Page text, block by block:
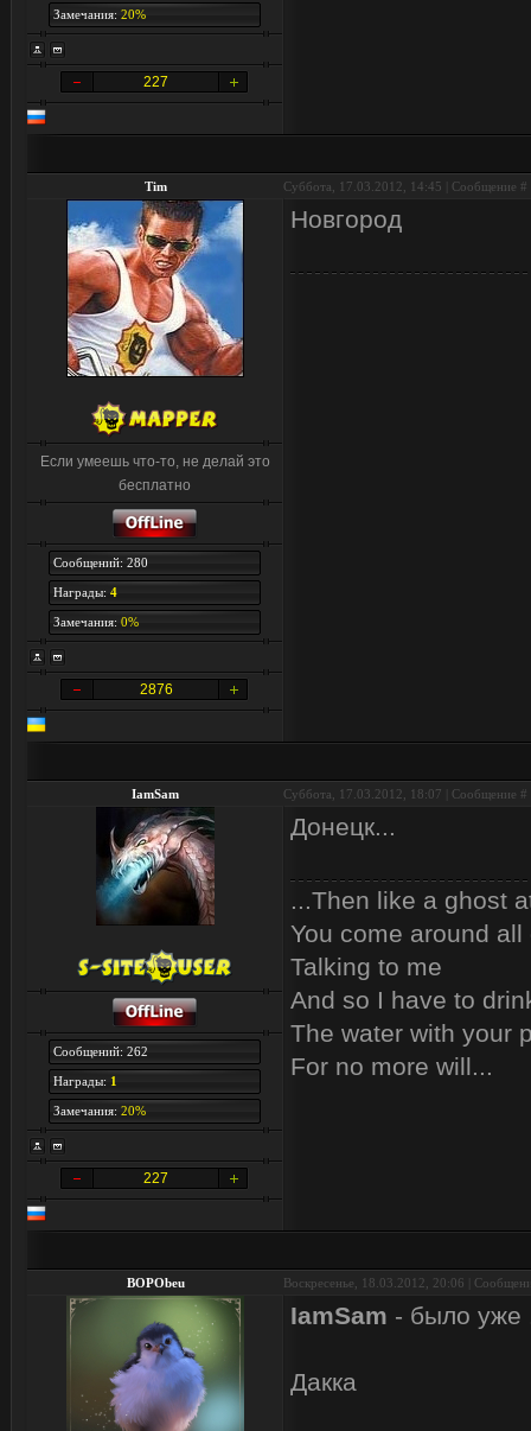
Замечания: 20%
227
Tim Суббота, 17.03.2012, 14:45 | Сообщение #
Если умеешь что-то, не делай это
бесплатно
Сообщений: 280
Награды: 4
Замечания: 0%
2876
Новгород
IamSam Суббота, 17.03.2012, 18:07 | Сообщение #
Сообщений: 262
Награды: 1
Замечания: 20%
227
Донецк...
...Then like a ghost
You come around
Talking to me
And so I have to
The water with your
For no more will...
BOPObeu Воскресенье, 18.03.2012, 20:06 |
IamSam - было уже
Дакка